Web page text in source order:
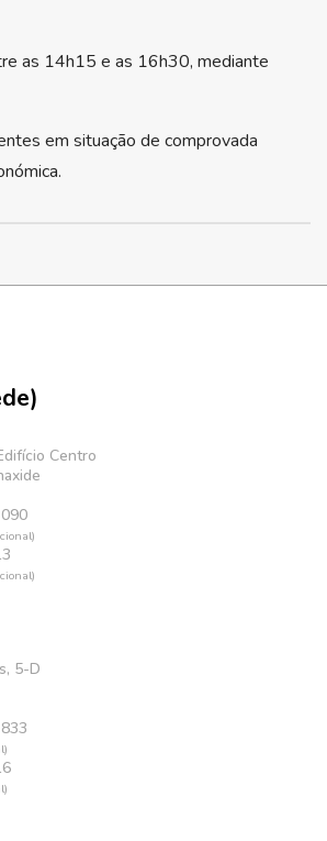
as 14h15 e as 16h30, mediante
em situação de comprovada
Centro
5-D